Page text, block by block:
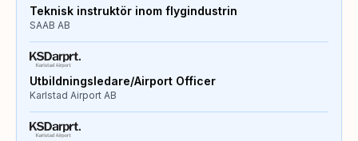
Teknisk instruktör inom flygindustrin
SAAB AB
Utbildningsledare/Airport Officer
Karlstad Airport AB